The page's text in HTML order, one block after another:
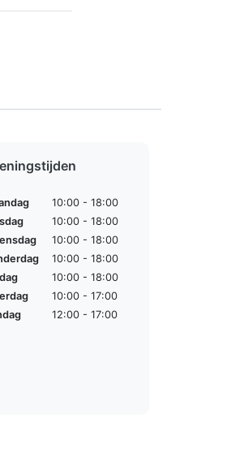
10:00 - 18:00
10:00 - 18:00
10:00 - 18:00
10:00 - 18:00
10:00 - 18:00
10:00 - 17:00
12:00 - 17:00